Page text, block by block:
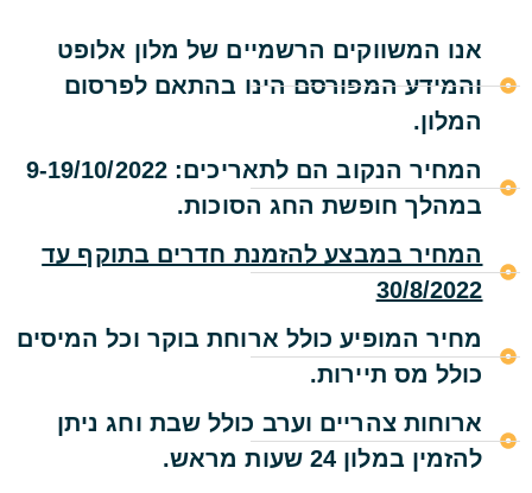
אנו המשווקים הרשמיים של מלון אלופט
והמידע המפורסם הינו בהתאם לפרסום
המלון.
המחיר הנקוב הם לתאריכים: 9-19/10/2022
במהלך חופשת החג הסוכות.
המחיר במבצע להזמנת חדרים בתוקף עד
30/8/2022
מחיר המופיע כולל ארוחת בוקר וכל המיסים
כולל מס תיירות.
ארוחות צהריים וערב כולל שבת וחג ניתן
להזמין במלון 24 שעות מראש.